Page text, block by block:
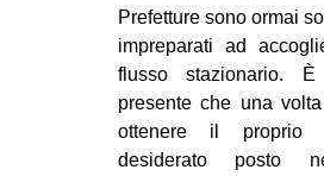
Prefetture sono ormai
impreparati ad
flusso stazionario.
presente che una
ottenere il proprio
desiderato posto